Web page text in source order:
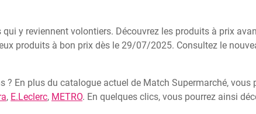
y reviennent volontiers. Découvrez les produits à prix
produits à bon prix dès le 29/07/2025. Consultez le
En plus du catalogue actuel de Match Supermarché,
, E.Leclerc, METRO. En quelques clics, vous pourrez ainsi